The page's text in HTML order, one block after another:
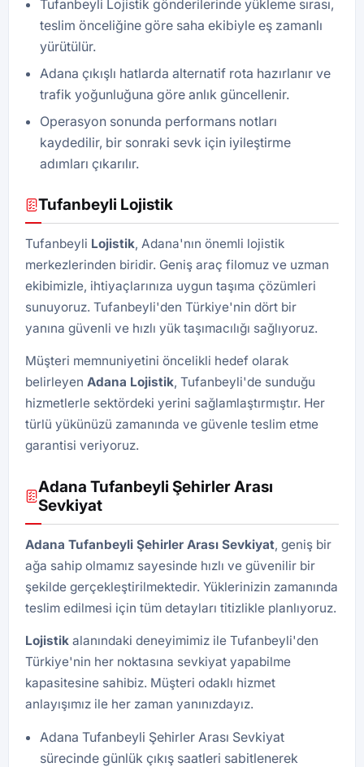
Tufanbeyli Lojistik gönderilerinde yükleme sırası,
teslim önceliğine göre saha ekibiyle eş zamanlı
yürütülür.
Adana çıkışlı hatlarda alternatif rota hazırlanır ve
trafik yoğunluğuna göre anlık güncellenir.
Operasyon sonunda performans notları
kaydedilir, bir sonraki sevk için iyileştirme
adımları çıkarılır.
Tufanbeyli Lojistik
Tufanbeyli Lojistik, Adana'nın önemli lojistik
merkezlerinden biridir. Geniş araç filomuz ve uzman
ekibimizle, ihtiyaçlarınıza uygun taşıma çözümleri
sunuyoruz. Tufanbeyli'den Türkiye'nin dört bir
yanına güvenli ve hızlı yük taşımacılığı sağlıyoruz.
Müşteri memnuniyetini öncelikli hedef olarak
belirleyen Adana Lojistik, Tufanbeyli'de sunduğu
hizmetlerle sektördeki yerini sağlamlaştırmıştır. Her
türlü yükünüzü zamanında ve güvenle teslim etme
garantisi veriyoruz.
Adana Tufanbeyli Şehirler Arası
Sevkiyat
Adana Tufanbeyli Şehirler Arası Sevkiyat, geniş bir
ağa sahip olmamız sayesinde hızlı ve güvenilir bir
şekilde gerçekleştirilmektedir. Yüklerinizin zamanında
teslim edilmesi için tüm detayları titizlikle planlıyoruz.
Lojistik alanındaki deneyimimiz ile Tufanbeyli'den
Türkiye'nin her noktasına sevkiyat yapabilme
kapasitesine sahibiz. Müşteri odaklı hizmet
anlayışımız ile her zaman yanınızdayız.
Adana Tufanbeyli Şehirler Arası Sevkiyat
sürecinde günlük çıkış saatleri sabitlenerek